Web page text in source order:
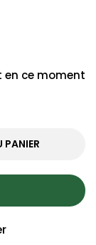
en ce moment
PANIER